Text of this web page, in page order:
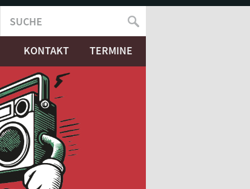
SUCHFORMULAR
SUCHE
KONTAKT TERMINE